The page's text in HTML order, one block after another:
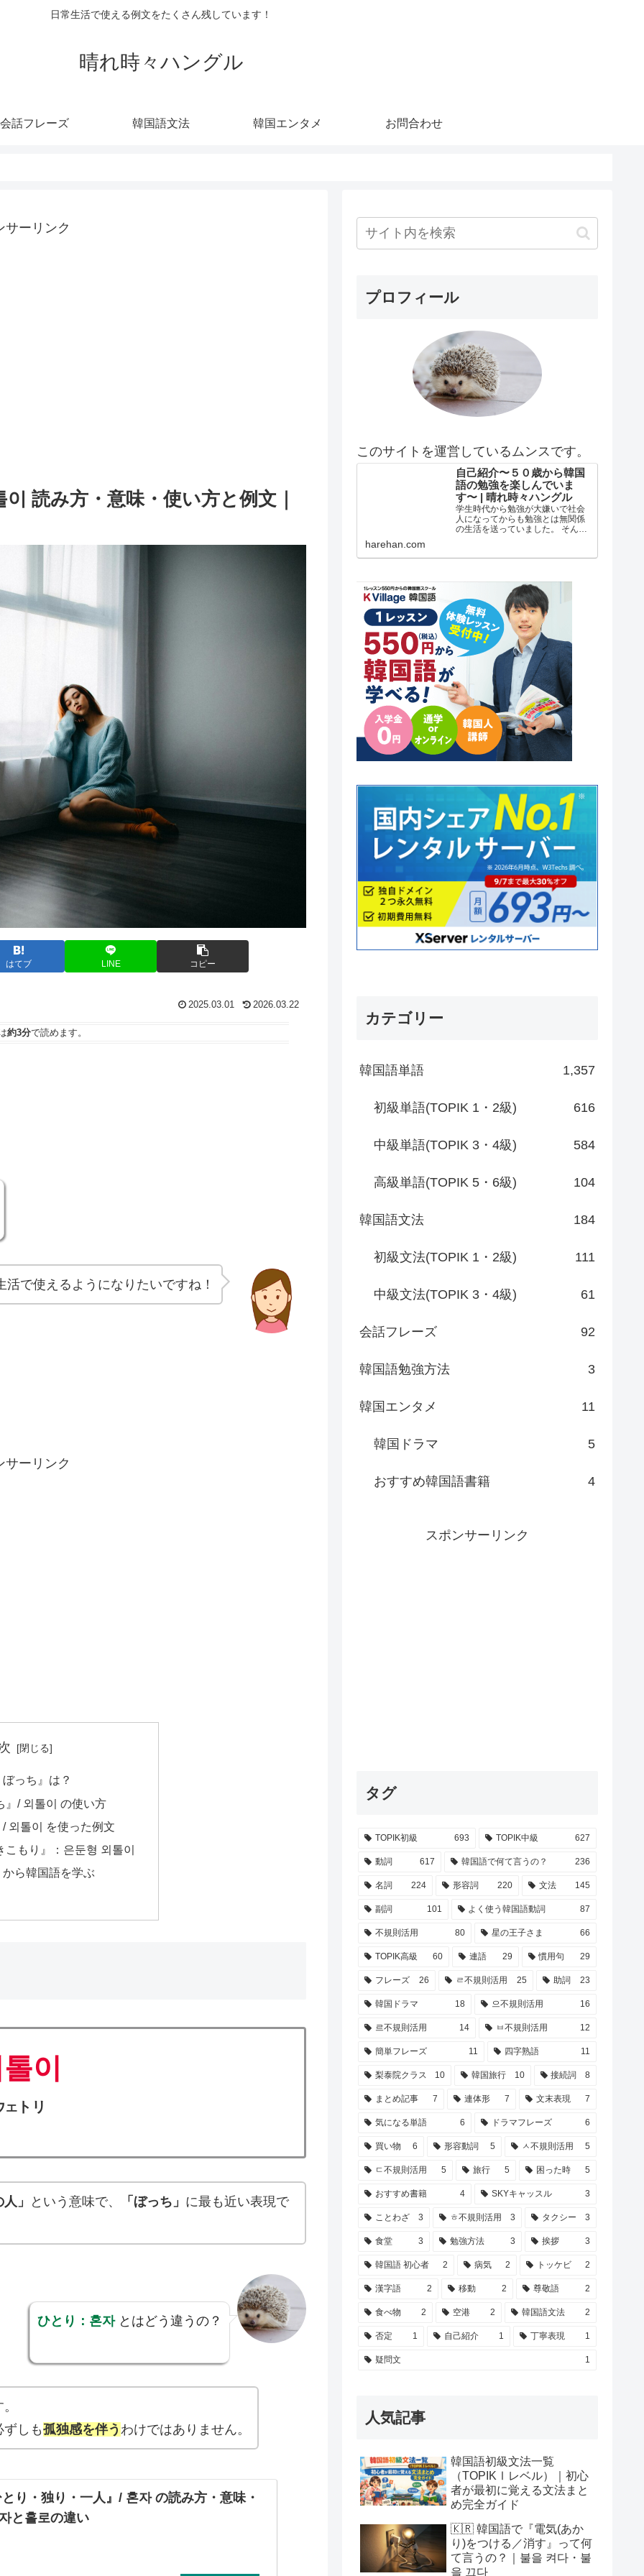
日常生活で使える例文をたくさん残しています！
晴れ時々ハングル
会話フレーズ 韓国語文法 韓国エンタメ お問合わせ
サーリンク
読み方・意味・使い方と例文｜
はてブ LINE コピー
2025.03.01 2026.03.22
約3分で読めます。
活で使えるようになりたいですね！
サーリンク
っち』は？
』/ 외톨이 の使い方
외톨이 を使った例文
こもり』：은둔형 외톨이
ら韓国語を学ぶ
이
エ トリ
」 という意味で、 「ぼっち」 に最も近い表現で
ひとり：혼자とはどう違うの？
しも孤独感を伴う わけではありません。
り・独り・一人』/ 혼자 の読み方・意味・
と홀로の違い
プロフィール
このサイトを運営しているムンスです。
自己紹介〜５０歳から韓国
語の勉強を楽しんでいま
す〜 | 晴れ時々ハングル
学生時代から勉強が大嫌いで社会
人になってからも勉強とは無関係
の生活を送っていました。 そんな
す。 在日韓国人３世で小さい頃は
学校低学年？の頃まで自
harehan.com
カテゴリー
韓国語単語 1,357
初級単語(TOPIK 1・2級) 616
中級単語(TOPIK 3・4級) 584
高級単語(TOPIK 5・6級) 104
韓国語文法 184
初級文法(TOPIK 1・2級) 111
中級文法(TOPIK 3・4級) 61
会話フレーズ 92
韓国語勉強方法 3
韓国エンタメ 11
韓国ドラマ 5
おすすめ韓国語書籍 4
スポンサーリンク
タグ
TOPIK初級 693 TOPIK中級 627
動詞 617 韓国語で何て言うの？ 236
名詞 224 形容詞 220 文法 145
副詞 101 よく使う韓国語動詞 87
不規則活用 80 星の王子さま 66
TOPIK高級 60 連語 29 慣用句 29
フレーズ 26 ㄹ不規則活用 25 助詞 23
韓国ドラマ 18 으不規則活用 16
르不規則活用 14 ㅂ不規則活用 12
簡単フレーズ 11 四字熟語 11
梨泰院クラス 10 韓国旅行 10 接続詞 8
まとめ記事 7 連体形 7 文末表現 7
気になる単語 6 ドラマフレーズ 6
買い物 6 形容動詞 5 ㅅ不規則活用 5
ㄷ不規則活用 5 旅行 5 困った時 5
おすすめ書籍 4 SKYキャッスル 3
ことわざ 3 ㅎ不規則活用 3 タクシー 3
食堂 3 勉強方法 3 挨拶 3
韓国語 初心者 2 病気 2 トッケビ 2
漢字語 2 移動 2 尊敬語 2
食べ物 2 空港 2 韓国語文法 2
否定 1 自己紹介 1 丁寧表現 1
疑問文 1
人気記事
韓国語初級文法一覧
（TOPIKⅠレベル）｜初心
者が最初に覚える文法まと
め完全ガイド
🇰🇷 韓国語で『電気(あか
り)をつける／消す』って何
て言うの？｜불을 켜다・불
을 끄다